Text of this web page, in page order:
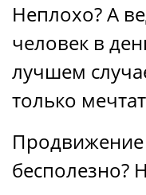
Неплохо? А
человек в
лучшем
только
Продвижение
бесполезно?